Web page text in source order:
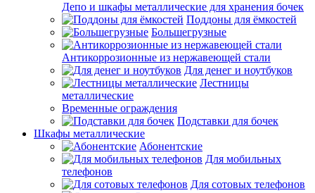
Депо и шкафы металлические для хранения бочек
Поддоны для ёмкостей
Большегрузные
Антикоррозионные из нержавеющей стали
Для денег и ноутбуков
Лестницы
металлические
Временные ограждения
Подставки для бочек
Шкафы металлические
Абонентские
Для мобильных
телефонов
Для сотовых телефонов